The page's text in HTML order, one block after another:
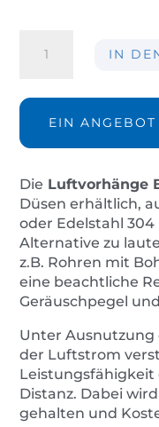
Extra
Menge
IN
EIN
Die Luftvorhänge
Düsen erhältlich,
oder Edelstahl 304
Alternative zu
z.B. Rohren mit
eine beachtliche
Geräuschpegel
Unter Ausnutzung
der Luftstrom
Leistungsfähigkeit
Distanz. Dabei
gehalten und